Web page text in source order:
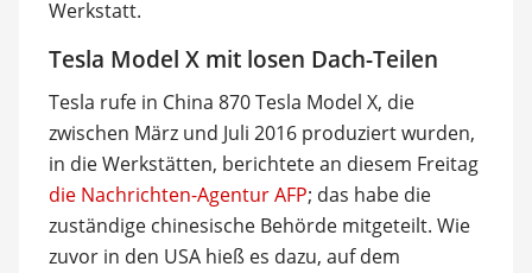
Werkstatt.
Tesla Model X mit losen Dach-Teilen
Tesla rufe in China 870 Tesla Model X, die
zwischen März und Juli 2016 produziert wurden,
in die Werkstätten, berichtete an diesem Freitag
die Nachrichten-Agentur AFP; das habe die
zuständige chinesische Behörde mitgeteilt. Wie
zuvor in den USA hieß es dazu, auf dem